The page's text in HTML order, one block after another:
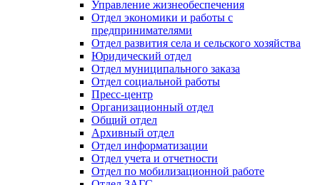
Управление жизнеобеспечения
Отдел экономики и работы с
предпринимателями
Отдел развития села и сельского хозяйства
Юридический отдел
Отдел муниципального заказа
Отдел социальной работы
Пресс-центр
Организационный отдел
Общий отдел
Архивный отдел
Отдел информатизации
Отдел учета и отчетности
Отдел по мобилизационной работе